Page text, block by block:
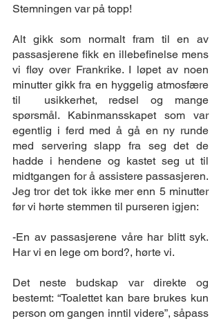
Stemningen var på topp!
Alt gikk som normalt fram til en av
passasjerene fikk en illebefinelse mens
vi fløy over Frankrike. I løpet av noen
minutter gikk fra en hyggelig atmosfære
til  usikkerhet, redsel og mange
spørsmål. Kabinmansskapet som var
egentlig i ferd med å gå en ny runde
med servering slapp fra seg det de
hadde i hendene og kastet seg ut til
midtgangen for å assistere passasjeren.
Jeg tror det tok ikke mer enn 5 minutter
før vi hørte stemmen til purseren igjen:
-En av passasjerene våre har blitt syk.
Har vi en lege om bord?, hørte vi.
Det neste budskap var direkte og
bestemt: “Toalettet kan bare brukes kun
person om gangen inntil videre”, såpass